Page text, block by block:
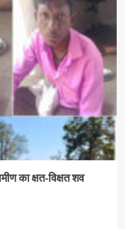
का क्षत-विक्षत शव